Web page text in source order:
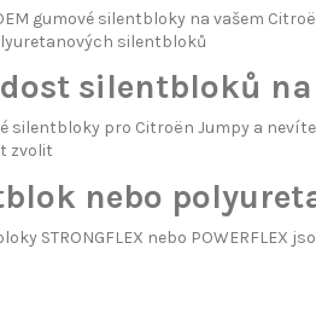
gumové silentbloky na vašem
silentbloků
silentbloků
silentbloky pro Citroën Jumpy a
zvolit
nebo
STRONGFLEX nebo